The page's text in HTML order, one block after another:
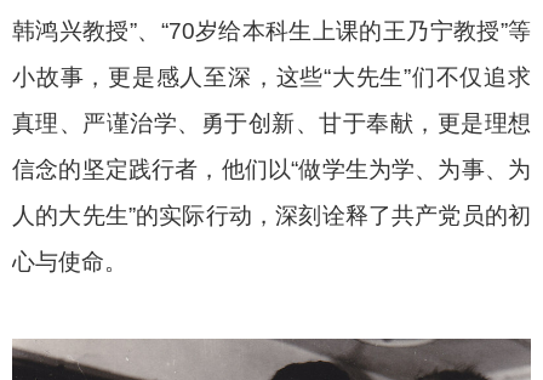
韩鸿兴教授”、“70岁给本科生上课的王乃宁教授”等
小故事，更是感人至深，这些“大先生”们不仅追求
真理、严谨治学、勇于创新、甘于奉献，更是理想
信念的坚定践行者，他们以“做学生为学、为事、为
人的大先生”的实际行动，深刻诠释了共产党员的初
心与使命。